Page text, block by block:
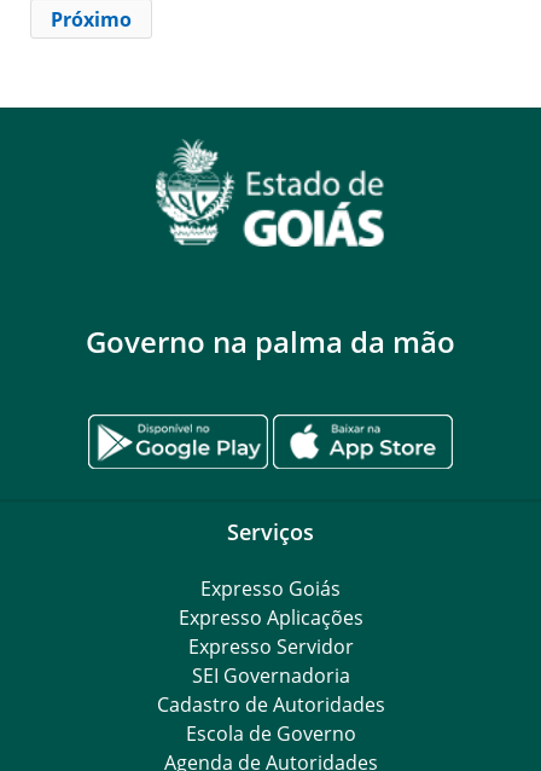
Próximo
Governo na palma da mão
Serviços
Expresso Goiás
Expresso Aplicações
Expresso Servidor
SEI Governadoria
Cadastro de Autoridades
Escola de Governo
Agenda de Autoridades